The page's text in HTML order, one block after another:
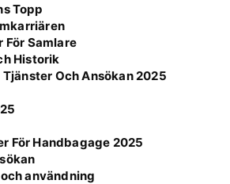
Topp
För Samlare
Historik
Och Ansökan 2025
För Handbagage 2025
användning